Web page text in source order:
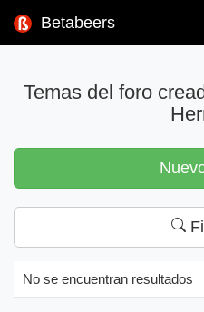
Betabeers
Temas del foro
No se encuentran resultados